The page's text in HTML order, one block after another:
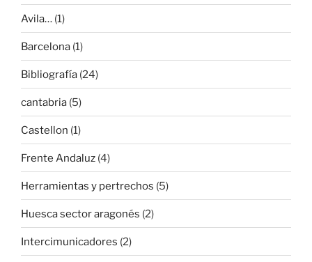
Avila… (1)
Barcelona (1)
Bibliografía (24)
cantabria (5)
Castellon (1)
Frente Andaluz (4)
Herramientas y pertrechos (5)
Huesca sector aragonés (2)
Intercimunicadores (2)